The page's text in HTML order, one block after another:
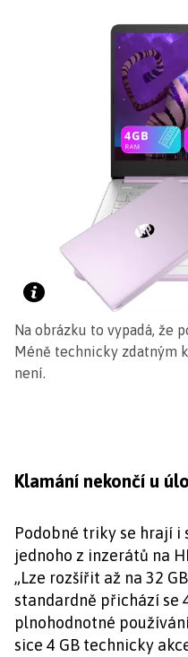
Na obrázku to vypadá, že
Méně technicky zdatným
není.
Klamání nekončí u
Podobné triky se hrají i
jednoho z inzerátů na
„Lze rozšířit až na 32
standardně přichází se
plnohodnotné
sice 4 GB technicky